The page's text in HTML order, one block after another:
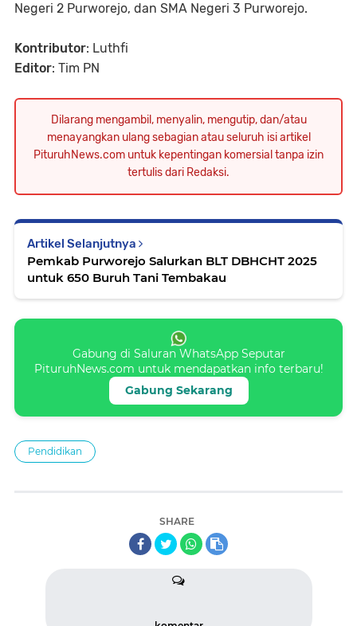
Negeri 2 Purworejo, dan SMA Negeri 3 Purworejo.
Kontributor: Luthfi
Editor: Tim PN
Dilarang mengambil, menyalin, mengutip, dan/atau
menayangkan ulang sebagian atau seluruh isi artikel
PituruhNews.com untuk kepentingan komersial tanpa izin
tertulis dari Redaksi.
Artikel Selanjutnya
Pemkab Purworejo Salurkan BLT DBHCHT 2025
untuk 650 Buruh Tani Tembakau
Gabung di Saluran WhatsApp Seputar
PituruhNews.com untuk mendapatkan info terbaru!
Gabung Sekarang
Pendidikan
SHARE